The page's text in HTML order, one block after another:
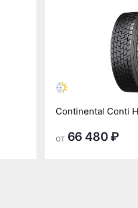
Continental Conti
от 66 480 ₽